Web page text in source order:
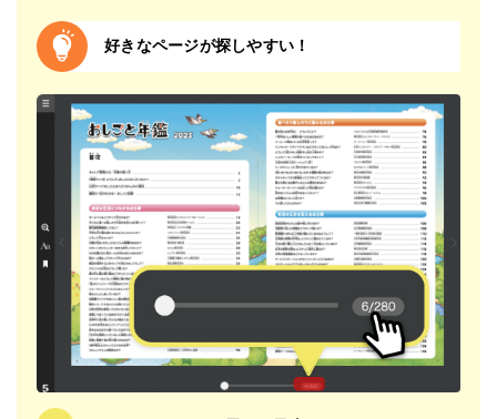
好きなページが探しやすい！